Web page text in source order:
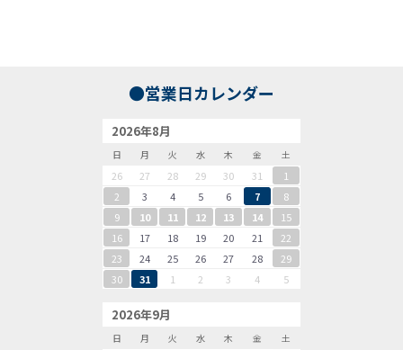
●営業日カレンダー
2026年8月
日 月 火 水 木 金 土
26 27 28 29 30 31
1
2
3 4 5 6 7
8
9
10 11 12 13 14
15
16
17 18 19 20 21
22
23
24 25 26 27 28
29
30
31 1 2 3 4 5
2026年9月
日 月 火 水 木 金 土